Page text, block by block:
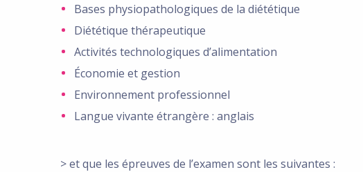
Bases physiopathologiques de la diététique
Diététique thérapeutique
Activités technologiques d’alimentation
Économie et gestion
Environnement professionnel
Langue vivante étrangère : anglais
> et que les épreuves de l’examen sont les suivantes :